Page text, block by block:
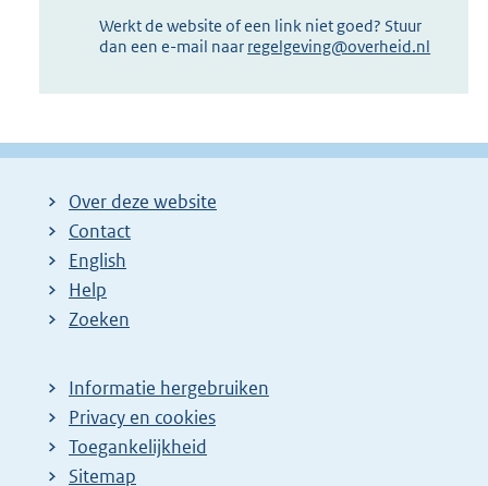
Werkt de website of een link niet goed? Stuur
dan een e-mail naar regelgeving@overheid.nl
Over deze website
Contact
English
Help
Zoeken
Informatie hergebruiken
Privacy en cookies
Toegankelijkheid
Sitemap